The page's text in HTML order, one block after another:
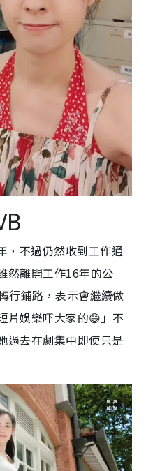
，不過仍然收到工作通
然離開工作16年的公
行鋪路，表示會繼續做
片娛樂吓大家的😄」不
過去在劇集中即使只是